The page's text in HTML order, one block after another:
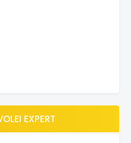
EXPERT